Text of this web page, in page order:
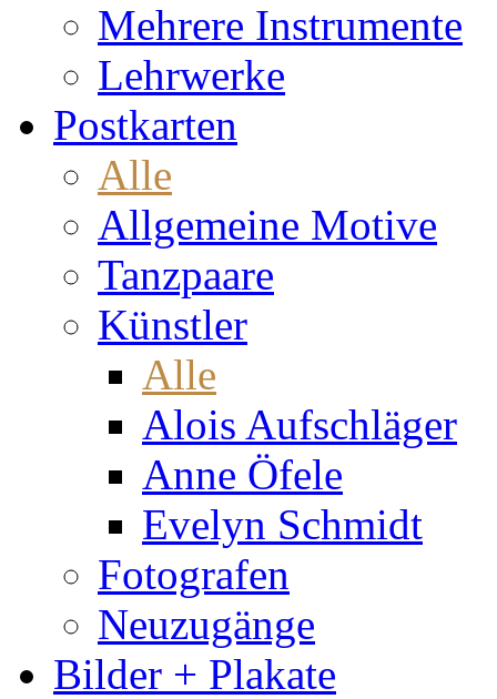
Mehrere Instrumente
Lehrwerke
Postkarten
Alle
Allgemeine Motive
Tanzpaare
Künstler
Alle
Alois Aufschläger
Anne Öfele
Evelyn Schmidt
Fotografen
Neuzugänge
Bilder + Plakate